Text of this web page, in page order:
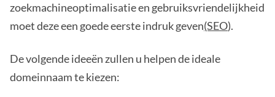
zoekmachineoptimalisatie en gebruiksvriendelijkheid
moet deze een goede eerste indruk geven(SEO).
De volgende ideeën zullen u helpen de ideale
domeinnaam te kiezen: